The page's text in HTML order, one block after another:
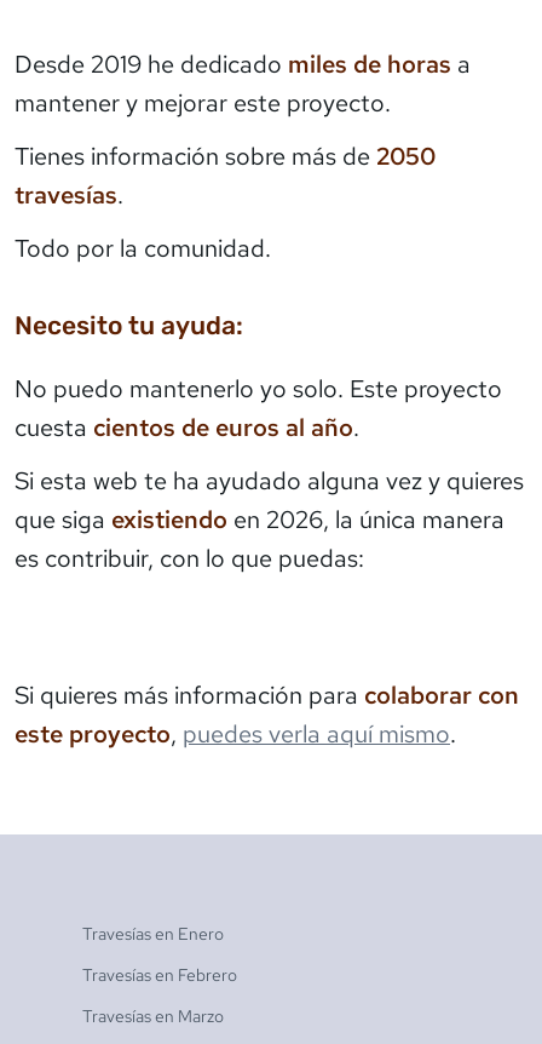
Desde 2019 he dedicado miles de horas a
mantener y mejorar este proyecto.
Tienes información sobre más de 2050
travesías.
Todo por la comunidad.
Necesito tu ayuda:
No puedo mantenerlo yo solo. Este proyecto
cuesta cientos de euros al año.
Si esta web te ha ayudado alguna vez y quieres
que siga existiendo en 2026, la única manera
es contribuir, con lo que puedas:
Si quieres más información para colaborar con
este proyecto, puedes verla aquí mismo.
Travesías en Enero
Travesías en Febrero
Travesías en Marzo